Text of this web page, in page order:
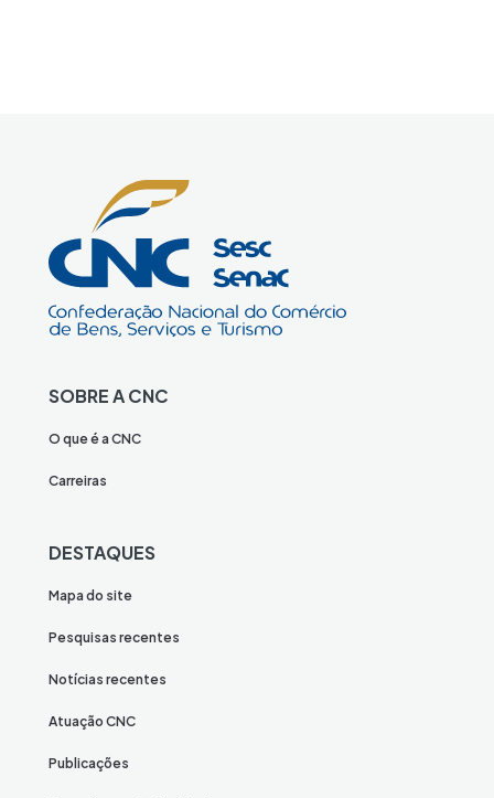
SOBRE A CNC
O que é a CNC
Carreiras
DESTAQUES
Mapa do site
Pesquisas recentes
Notícias recentes
Atuação CNC
Publicações